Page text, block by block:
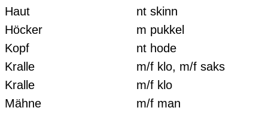
Haut
nt skinn
Höcker
m pukkel
Kopf
nt hode
Kralle
m/f klo, m/f saks
Kralle
m/f klo
Mähne
m/f man